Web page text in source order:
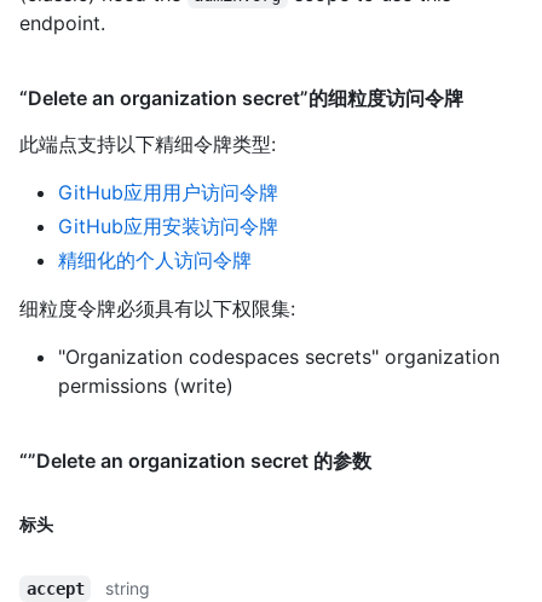
endpoint.
“Delete an organization secret”的细粒度访问令牌
此端点支持以下精细令牌类型:
GitHub应用用户访问令牌
GitHub应用安装访问令牌
精细化的个人访问令牌
细粒度令牌必须具有以下权限集:
"Organization codespaces secrets" organization
permissions (write)
“”Delete an organization secret 的参数
标头
accept
string